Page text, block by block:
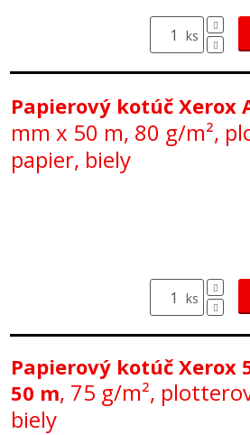
ks
Papierový kotúč Xerox
mm x 50 m, 80 g/m²,
papier, biely
ks
Papierový kotúč Xerox
50 m, 75 g/m²,
biely